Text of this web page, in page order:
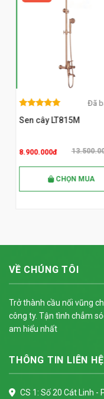
5.00out
of 5
MUA NGAY
5.00
out
of 5
Đã
Sen cây LT815M
8.900.000đ
CHỌN MUA
VỀ CHÚNG TÔI
Trở thành cầu nối vũng
công ty. Tận tình chẳm
am hiểu nhất
THÔNG TIN LIÊN HỆ
CS 1: Số 20 Cát Linh -